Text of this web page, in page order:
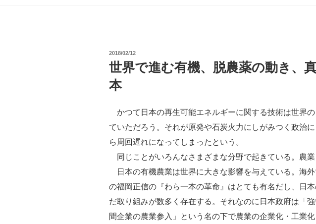
投
稿
日:
2018/02/12
世界で進む有機、脱農薬の動き、
本
かつて日本の再生可能エネルギーに関する技術は世界の
ていただろう。それが原発や石炭火力にしがみつく政治
ら周回遅れになってしまったという。
同じことがいろんなさまざまな分野で起きている。農業
日本の有機農業は世界に大きな影響を与えている。海
の福岡正信の『わら一本の革命』はとても有名だし、日
だ取り組みが数多く存在する。それなのに日本政府は「
間企業の農業参入」という名の下で農業の企業化・工業